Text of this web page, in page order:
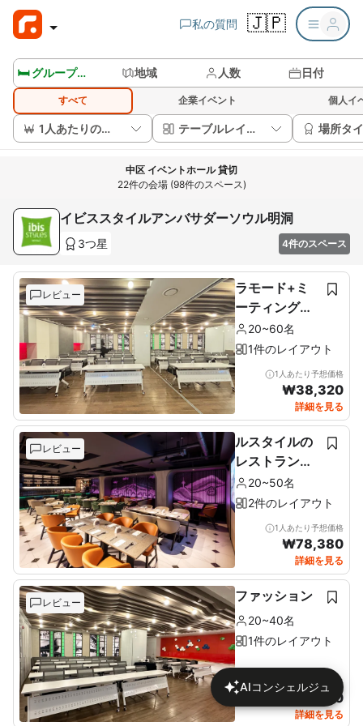
私の質問 🇯🇵
🛏️ グループルームを見る 地域 人数 日付
すべて 企業イベント 個人イ
1人あたりの価格 テーブルレイアウト 場所タ
中区 イベントホール 貸切
22件の会場 (98件のスペース)
イビススタイルアンバサダーソウル明洞
3つ星 4件のスペース
レビュー
ラモード+ミ
ーティングル
ーム20~60名
1件のレイアウト
1人あたり予想価格
₩38,320
詳細を見る
レビュー
ルスタイルの
レストラン＆
ルーフトップ
20~50名
2件のレイアウト
1人あたり予想価格
₩78,380
詳細を見る
レビュー ファッション
20~40名
1件のレイアウト
1人あたり予想価格
46,170
詳細を見る
AIコンシェルジュ